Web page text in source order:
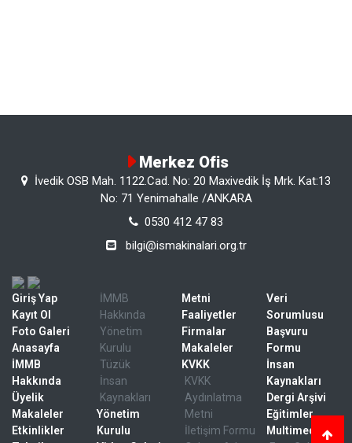
Merkez Ofis
İvedik OSB Mah. 1122.Cad. No: 20 Maxivedik İş Mrk. Kat:13
No: 71 Yenimahalle /ANKARA
0530 412 47 83
bilgi@ismakinalari.org.tr
Giriş Yap
Kayıt Ol
Foto Galeri
Anasayfa
İMMB
Hakkında
Üyelik
Makaleler
Etkinlikler
İMMB
Hakkında
Yönetim
Kurulu
Tüzük
İnsan
Kaynakları
Yönetim
Kurulu
Metni
Faaliyetler
Firmalar
Makaleler
KVKK
KVKK
Aydınlatma
Metni
İletişim Formu
Veri
Sorumlusu
Başvuru
Formu
İnsan
Kaynakları
Dergi Arşivi
Eğitimler
Multimedya